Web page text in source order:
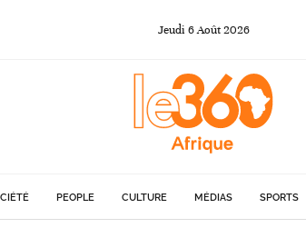
Jeudi 6Août 2026
PEOPLE CULTURE MÉDIAS SPORTS